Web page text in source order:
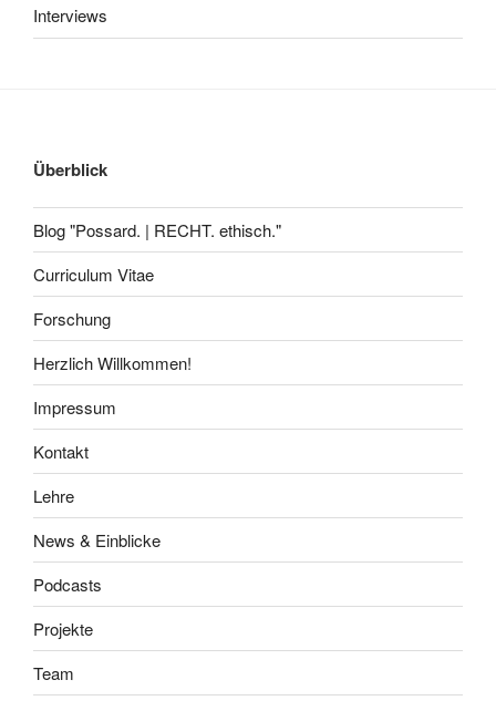
Interviews
Überblick
Blog "Possard. | RECHT. ethisch."
Curriculum Vitae
Forschung
Herzlich Willkommen!
Impressum
Kontakt
Lehre
News & Einblicke
Podcasts
Projekte
Team